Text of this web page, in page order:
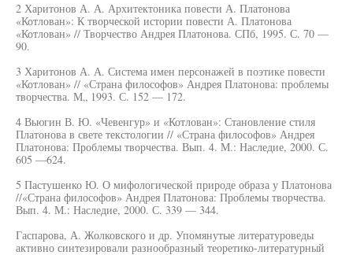
2 Харитонов А. А. Архитектоника повести А. Платонова
«Котлован»: К творческой истории повести А. Платонова
«Котлован» // Творчество Андрея Платонова. СПб, 1995. С. 70 —
90.
3 Харитонов А. А. Система имен персонажей в поэтике повести
«Котлован» // «Страна философов» Андрея Платонова: проблемы
творчества. М„ 1993. С. 152 — 172.
4 Вьюгин В. Ю. «Чевенгур» и «Котлован»: Становление стиля
Платонова в свете текстологии // «Страна философов» Андрея
Платонова: Проблемы творчества. Вып. 4. М.: Наследие, 2000. С.
605 —624.
5 Пастушенко Ю. О мифологической природе образа у Платонова
//«Страна философов» Андрея Платонова: Проблемы творчества.
Вып. 4. М.: Наследие, 2000. С. 339 — 344.
Гаспарова, А. Жолковского и др. Упомянутые литературоведы
активно синтезировали разнообразный теоретико-литературный